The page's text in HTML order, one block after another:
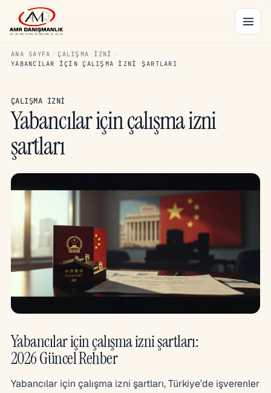
ANA SAYFA
ÇALIŞMA İZNI
YABANCILAR IÇIN ÇALIŞMA IZNI ŞARTLARI
ÇALIŞMA İZNI
Yabancılar için çalışma izni
şartları
Yabancılar için çalışma izni şartları:
2026 Güncel Rehber
Yabancılar için çalışma izni şartları, Türkiye’de işverenler